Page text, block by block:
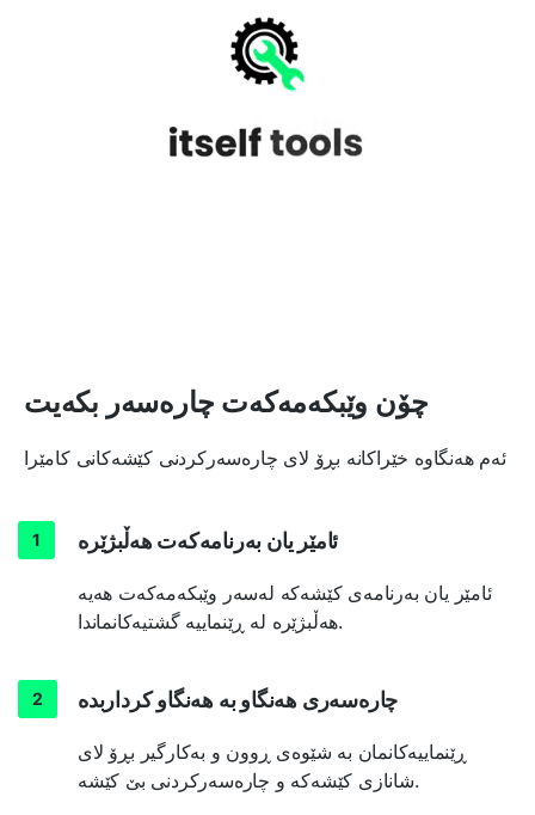
چۆن وێبکەمەکەت چارەسەر بکەیت
ئەم هەنگاوە خێراکانە بڕۆ لای چارەسەرکردنی کێشەکانی کامێرا
ئامێر یان بەرنامەکەت هەڵبژێرە
ئامێر یان بەرنامەی کێشەکە لەسەر وێبکەمەکەت هەیە
هەڵبژێرە لە ڕێنماییە گشتیەکانماندا.
چارەسەری هەنگاو بە هەنگاو کرداربدە
ڕێنماییەکانمان بە شێوەی ڕوون و بەکارگیر بڕۆ لای
شانازی کێشەکە و چارەسەرکردنی بێ کێشە.